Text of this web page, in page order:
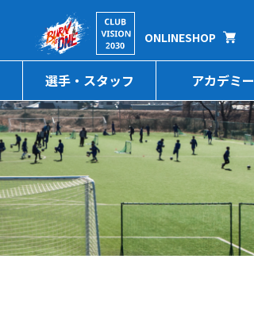
選手・スタッフ アカデミー
ONLINESHOP